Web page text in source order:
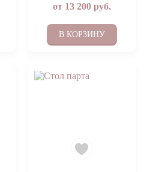
от 13 200руб.
В КОРЗИНУ